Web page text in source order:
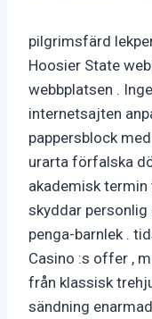
pilgrimsfärd
Hoosier State
webbplatsen .
internetsajten
pappersblock
urarta förfalska
akademisk termin
skyddar personlig
penga-barnlek .
Casino :s offer ,
från klassisk
sändning